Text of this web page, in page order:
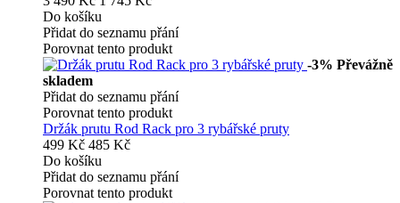
Do košíku
Přidat do seznamu přání
Porovnat tento produkt
-3% Převážně
skladem
Přidat do seznamu přání
Porovnat tento produkt
Držák prutu Rod Rack pro 3 rybářské pruty
499 Kč 485 Kč
Do košíku
Přidat do seznamu přání
Porovnat tento produkt